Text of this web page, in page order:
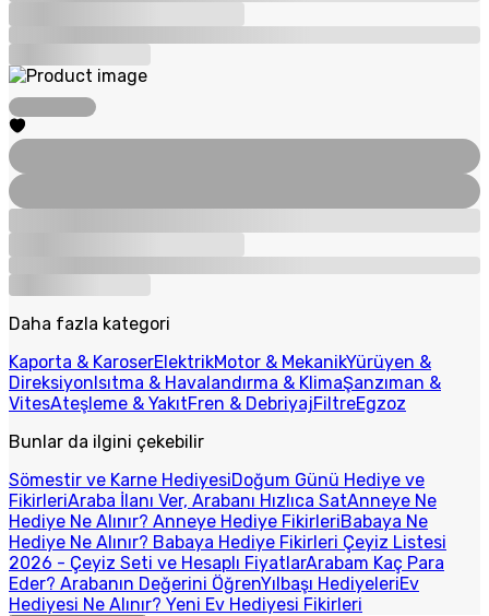
Daha fazla kategori
Kaporta & KaroserElektrikMotor & MekanikYürüyen &
DireksiyonIsıtma & Havalandırma & KlimaŞanzıman &
VitesAteşleme & YakıtFren & DebriyajFiltreEgzoz
Bunlar da ilgini çekebilir
Sömestir ve Karne HediyesiDoğum Günü Hediye ve
FikirleriAraba İlanı Ver, Arabanı Hızlıca SatAnneye Ne
Hediye Ne Alınır? Anneye Hediye FikirleriBabaya Ne
Hediye Ne Alınır? Babaya Hediye Fikirleri Çeyiz Listesi
2026 - Çeyiz Seti ve Hesaplı FiyatlarArabam Kaç Para
Eder? Arabanın Değerini ÖğrenYılbaşı HediyeleriEv
Hediyesi Ne Alınır? Yeni Ev Hediyesi Fikirleri